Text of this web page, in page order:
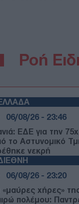
Ροή
06/08/26 - 23:46
ΕΔΕ για την
το Αστυνομικό
νεκρή
06/08/26 - 23:20
«μαύρες χήρες»
πολέμου: